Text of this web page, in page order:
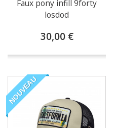
Faux pony infill 9forty
losdod
30,00 €
NOUVEAU